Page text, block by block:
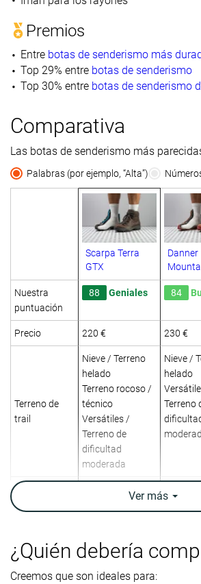
Premios
Entre botas de senderismo más
Top 29% entre botas de senderismo
Top 30% entre botas de senderismo
Comparativa
Las botas de senderismo más
Palabras (por ejemplo, “Alta”)
Scarpa Terra
GTX
Danner
Nuestra
puntuación
88 Geniales 84
Precio 220 € 230 €
Terreno de
trail
Nieve / Terreno
helado
Terreno rocoso /
técnico
Versátiles /
Terreno de
dificultad
moderada
Nieve /
helado
Terreno
Absorción de
impactos
energía
Peso
20.3 oz / 575g
Ver más
¿Quién debería
Creemos que son ideales para: